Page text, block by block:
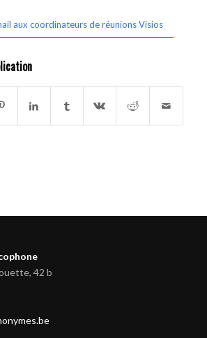
aux coordinateurs de réunions Visios
42 b